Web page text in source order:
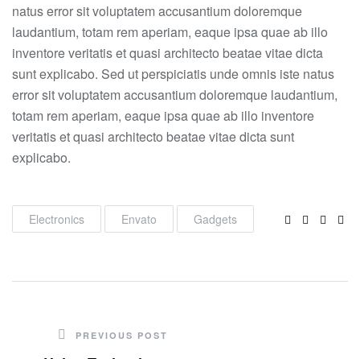
natus error sit voluptatem accusantium doloremque
laudantium, totam rem aperiam, eaque ipsa quae ab illo
inventore veritatis et quasi architecto beatae vitae dicta
sunt explicabo. Sed ut perspiciatis unde omnis iste natus
error sit voluptatem accusantium doloremque laudantium,
totam rem aperiam, eaque ipsa quae ab illo inventore
veritatis et quasi architecto beatae vitae dicta sunt
explicabo.
Electronics Envato Gadgets Facebook
Twitter
PREVIOUS POST